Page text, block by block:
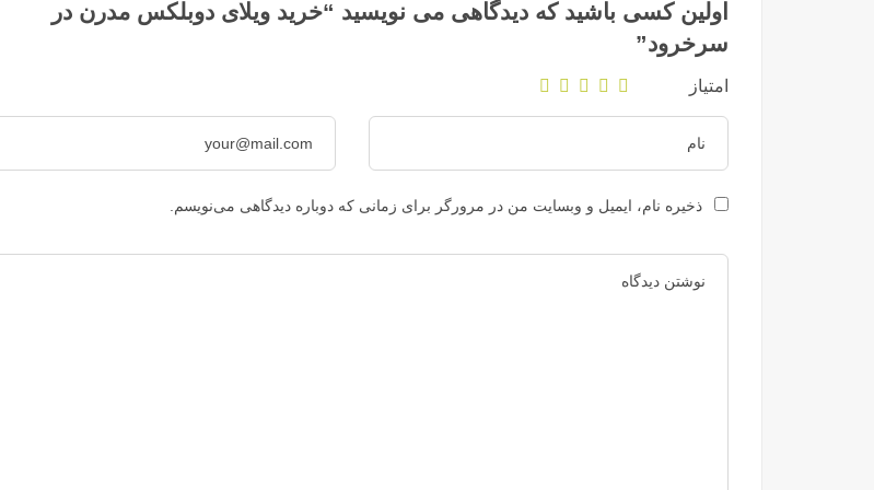
اولین کسی باشید که دیدگاهی می نویسید “خرید ویلای دوبلکس مدرن در
سرخرود”
امتیاز
ذخیره نام، ایمیل و وبسایت من در مرورگر برای زمانی که دوباره دیدگاهی می‌نویسم.